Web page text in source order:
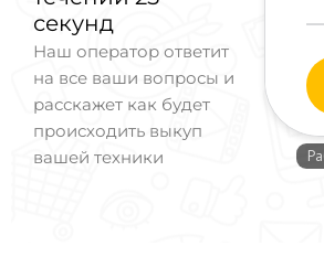
секунд
Наш оператор ответит
на все ваши вопросы и
расскажет как будет
происходить выкуп
вашей техники